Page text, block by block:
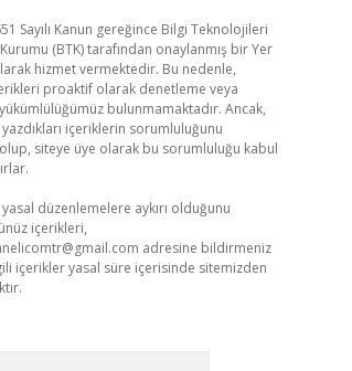
Sayılı Kanun gereğince Bilgi Teknolojileri
(BTK) tarafından onaylanmış bir Yer
hizmet vermektedir. Bu nedenle,
proaktif olarak denetleme veya
bulunmamaktadır. Ancak,
içeriklerin sorumluluğunu
siteye üye olarak bu sorumluluğu kabul
düzenlemelere aykırı olduğunu
içerikleri,
adresine bildirmeniz
içerikler yasal süre içerisinde sitemizden